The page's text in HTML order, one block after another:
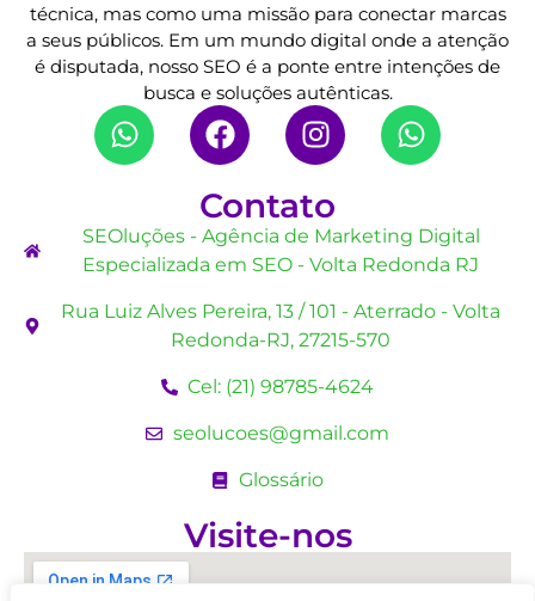
técnica, mas como uma missão para conectar marcas
a seus públicos. Em um mundo digital onde a atenção
é disputada, nosso SEO é a ponte entre intenções de
busca e soluções autênticas.
Contato
SEOluções - Agência de Marketing Digital
Especializada em SEO - Volta Redonda RJ
Rua Luiz Alves Pereira, 13 / 101 - Aterrado - Volta
Redonda-RJ, 27215-570
Cel: (21) 98785-4624
seolucoes@gmail.com
Glossário
Visite-nos